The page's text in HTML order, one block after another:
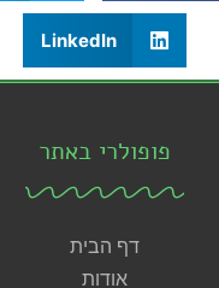
LinkedIn
פופולרי באתר
דף הבית
אודות